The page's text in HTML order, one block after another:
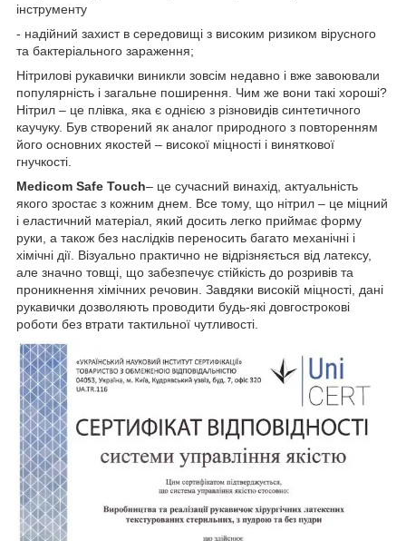
інструменту
- надійний захист в середовищі з високим ризиком вірусного
та бактеріального зараження;
Нітрилові рукавички виникли зовсім недавно і вже завоювали
популярність і загальне поширення. Чим же вони такі хороші?
Нітрил – це плівка, яка є однією з різновидів синтетичного
каучуку. Був створений як аналог природного з повторенням
його основних якостей – високої міцності і виняткової
гнучкості.
Medicom Safe Touch– це сучасний винахід, актуальність
якого зростає з кожним днем. Все тому, що нітрил – це міцний
і еластичний матеріал, який досить легко приймає форму
руки, а також без наслідків переносить багато механічні і
хімічні дії. Візуально практично не відрізняється від латексу,
але значно товщі, що забезпечує стійкість до розривів та
проникнення хімічних речовин. Завдяки високій міцності, дані
рукавички дозволяють проводити будь-які довгострокові
роботи без втрати тактильної чутливості.